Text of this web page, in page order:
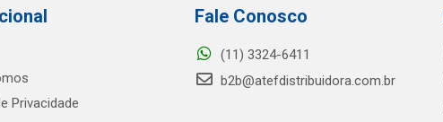
Privacidade
Fale Conosco
(11) 3324-6411
b2b@atefdistribuidora.com.br